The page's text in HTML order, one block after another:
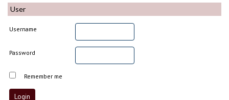
User
Username
Password
Remember me